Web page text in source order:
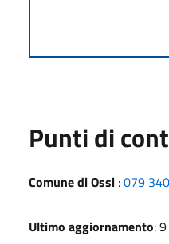
Punti di
Comune di Ossi :079
Ultimo aggiornamento: